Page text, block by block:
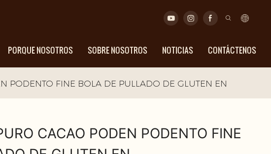
PORQUE NOSOTROS SOBRE NOSOTROS NOTICIAS CONTÁCTENOS
PODENTO FINE BOLA DE PULLADO DE GLUTEN EN
CACAO PODEN PODENTO FINE